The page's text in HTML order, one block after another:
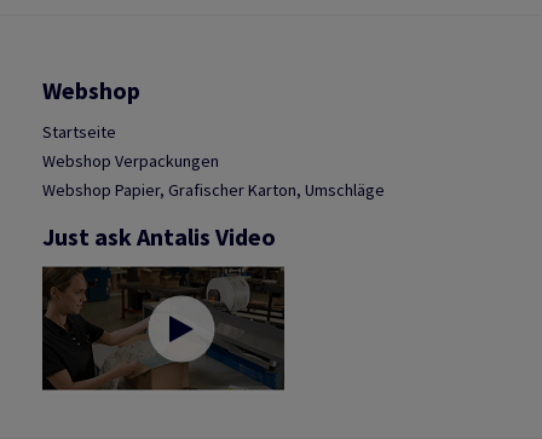
Webshop
Startseite
Webshop Verpackungen
Webshop Papier, Grafischer Karton, Umschläge
Just ask Antalis Video